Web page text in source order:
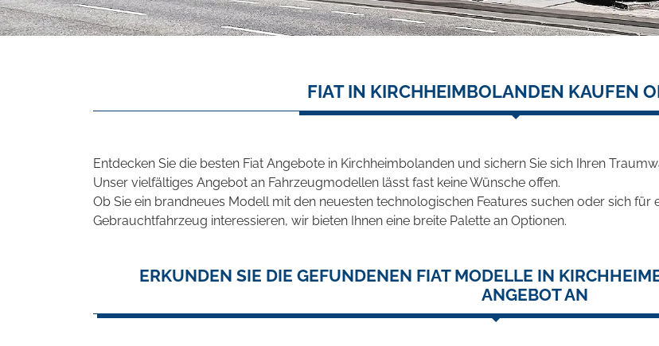
FIAT IN KIRCHHEIMBOLANDEN KAUFEN
Entdecken Sie die besten Fiat Angebote in Kirchheimbolanden und sichern Sie sich Ihren
Unser vielfältiges Angebot an Fahrzeugmodellen lässt fast keine Wünsche offen.
Ob Sie ein brandneues Modell mit den neuesten technologischen Features suchen oder sich
Gebrauchtfahrzeug interessieren, wir bieten Ihnen eine breite Palette an Optionen.
ERKUNDEN SIE DIE GEFUNDENEN FIAT MODELLE IN
ANGEBOT AN